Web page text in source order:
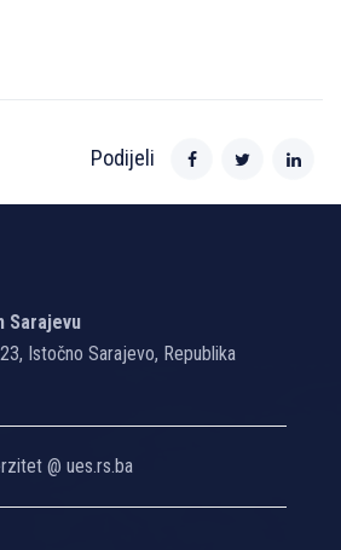
Podijeli
Sarajevu
Istočno Sarajevo, Republika
@ ues.rs.ba